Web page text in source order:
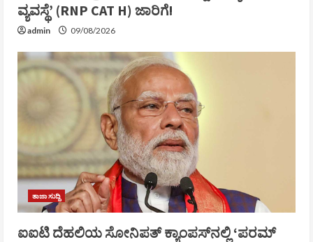
ವ್ಯವಸ್ಥೆ’ (RNP CAT H) ಜಾರಿಗೆ!
admin 09/08/2026
ತಾಜಾ ಸುದ್ದಿ
ಐಐಟಿ ದೆಹಲಿಯ ಸೋನಿಪತ್ ಕ್ಯಾಂಪಸ್‌ನಲ್ಲಿ ‘ಪರಮ್